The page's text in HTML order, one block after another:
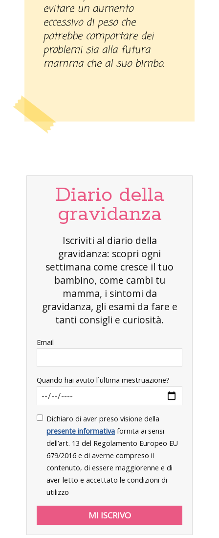
evitare un aumento
eccessivo di peso che
potrebbe comportare dei
problemi sia alla futura
mamma che al suo bimbo.
Diario della
gravidanza
Iscriviti al diario della
gravidanza: scopri ogni
settimana come cresce il tuo
bambino, come cambi tu
mamma, i sintomi da
gravidanza, gli esami da fare e
tanti consigli e curiosità.
Email
Quando hai avuto l`ultima mestruazione?
Dichiaro di aver preso visione della
presente informativa fornita ai sensi
dell’art. 13 del Regolamento Europeo EU
679/2016 e di averne compreso il
contenuto, di essere maggiorenne e di
aver letto e accettato le condizioni di
utilizzo